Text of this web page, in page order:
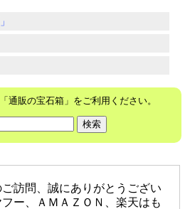
販の宝石箱」をご利用ください。
訪問、誠にありがとうござい
ー、ＡＭＡＺＯＮ、楽天はも